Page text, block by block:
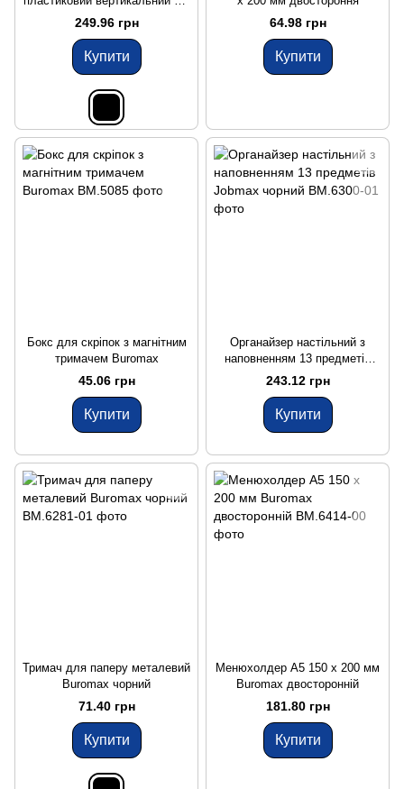
1 Buromax чорний
249.96 грн
Купити
64.98 грн
Купити
Бокс для скріпок з магнітним
тримачем Buromax
45.06 грн
Купити
Органайзер настільний з
наповненням 13 предметів
Jobmax чорний
243.12 грн
Купити
Тримач для паперу металевий
Buromax чорний
71.40 грн
Купити
Менюхолдер А5 150 x 200 мм
Buromax двосторонній
181.80 грн
Купити